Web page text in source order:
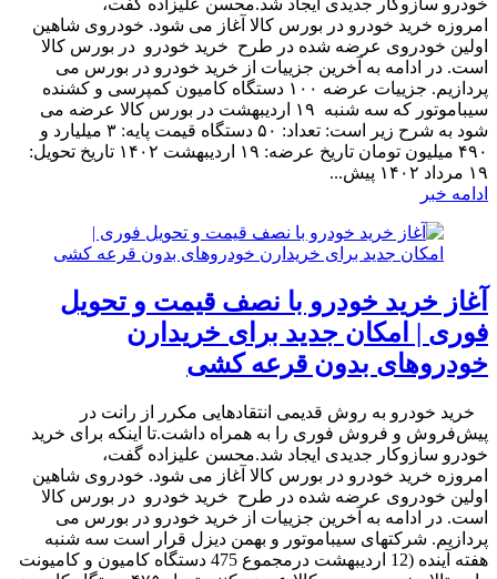
خودرو سازوکار جدیدی ایجاد شد.محسن علیزاده گفت،
امروزه خرید خودرو در بورس کالا آغاز می شود. خودروی شاهین
اولین خودروی عرضه شده در طرح خرید خودرو در بورس کالا
است. در ادامه به آخرین جزییات از خرید خودرو در بورس می
پردازیم. جزییات عرضه ۱۰۰ دستگاه کامیون کمپرسی و کشنده
سیباموتور که سه شنبه ۱۹ اردیبهشت در بورس کالا عرضه می
شود به شرح زیر است: تعداد: ۵۰ دستگاه قیمت پایه: ۳ میلیارد و
۴۹۰ میلیون تومان تاریخ عرضه: ۱۹ اردیبهشت ۱۴۰۲ تاریخ تحویل:
۱۹ مرداد ۱۴۰۲ پیش...
ادامه خبر
آغاز خرید خودرو با نصف قیمت و تحویل
فوری | امکان جدید برای خریدارن
خودروهای بدون قرعه کشی
​ خرید خودرو به روش قدیمی انتقادهایی مکرر از رانت در
پیش‌فروش و فروش فوری را به همراه داشت.تا اینکه برای خرید
خودرو سازوکار جدیدی ایجاد شد.محسن علیزاده گفت،
امروزه خرید خودرو در بورس کالا آغاز می شود. خودروی شاهین
اولین خودروی عرضه شده در طرح خرید خودرو در بورس کالا
است. در ادامه به آخرین جزییات از خرید خودرو در بورس می
پردازیم. شرکتهای سیباموتور و بهمن دیزل قرار است سه شنبه
هفته آینده (12 اردیبهشت درمجموع 475 دستگاه کامیون و کامیونت